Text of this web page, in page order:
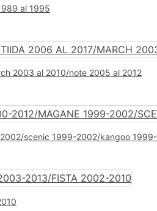
al 1995
2003 al 2010/note 2005 al 2012
scenic 1999-2002/kangoo